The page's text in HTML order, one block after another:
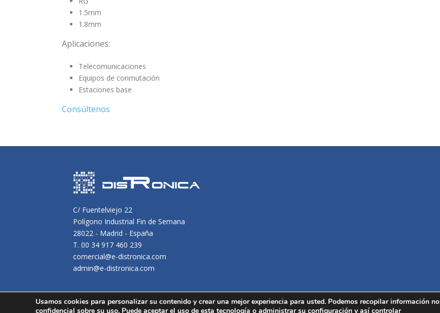
1.5mm
1.8mm
Aplicaciones:
Telecomunicaciones
Equipos de conmutación
Estaciones base
Consúltenos
C/ Fuentelviejo 22
Polígono Industrial Fin de Semana
28022 - Madrid - España
T. 00 34 917 460 239
comercial@e-distronica.com
admin@e-distronica.com
Usamos cookies para personalizar su contenido y crear una mejor experiencia para usted. Podemos recopilar información no
confidencial sobre su uso. Puede aceptar el uso de esta tecnología o administrar su configuración y así controlar